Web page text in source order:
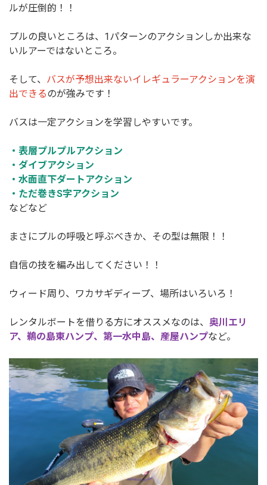
ルが圧倒的！！
プルの良いところは、1パターンのアクションしか出来な
いルアーではないところ。
そして、 バスが予想出来ないイレギュラーアクションを演
出できるのが強みです！
バスは一定アクションを学習しやすいです。
・表層プルプルアクション
・ダイブアクション
・水面直下ダートアクション
・ただ巻きS字アクション
などなど
まさにプルの呼吸と呼ぶべきか、その型は無限！！
自信の技を編み出してください！！
ウィード周り、ワカサギディープ、場所はいろいろ！
レンタルボートを借りる方にオススメなのは、 奥川エリ
ア、鵜の島東ハンプ、第一水中島、産屋ハンプなど。